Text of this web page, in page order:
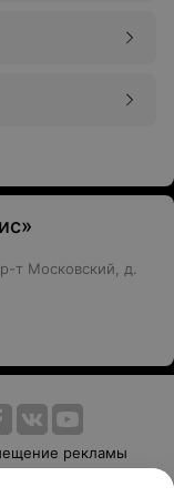
может помочь:
и подбородка;
и шеи;
т Московский, д.
рекламы